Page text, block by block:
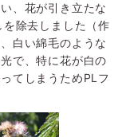
、花が引き立たな
除去しました（作
白い綿毛のような
で、特に花が白の
てしまうためPLフ